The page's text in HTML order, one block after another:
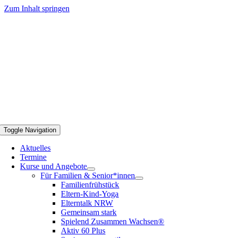
Zum Inhalt springen
Toggle Navigation
Aktuelles
Termine
Kurse und Angebote
Für Familien & Senior*innen
Familienfrühstück
Eltern-Kind-Yoga
Elterntalk NRW
Gemeinsam stark
Spielend Zusammen Wachsen®
Aktiv 60 Plus